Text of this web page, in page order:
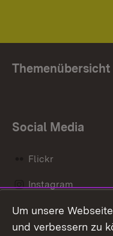
Themenübersicht
Social Media
Flickr
Instagram
Social Wall
Um unsere
und verbessern zu